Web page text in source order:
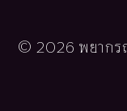
© 2026 พยากร